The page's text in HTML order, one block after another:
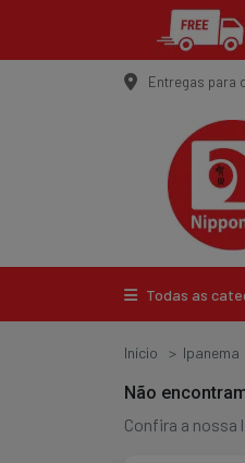
Entregas para
Todas as
Início Ipanema
Não
Confira a